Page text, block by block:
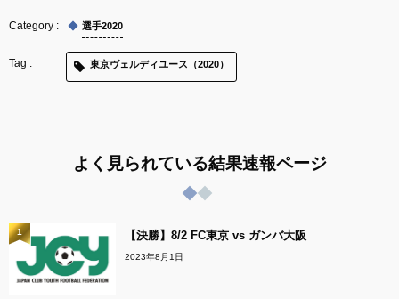
選手2020
東京ヴェルディユース（2020）
よく見られている結果速報ページ
【決勝】8/2 FC東京 vs ガンバ大阪
2023年8月1日
1